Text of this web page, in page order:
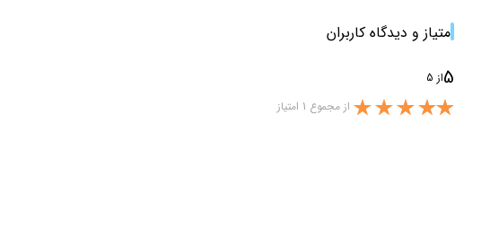
امتیاز و دیدگاه کاربران
5از 5
از مجموع 1 امتیاز